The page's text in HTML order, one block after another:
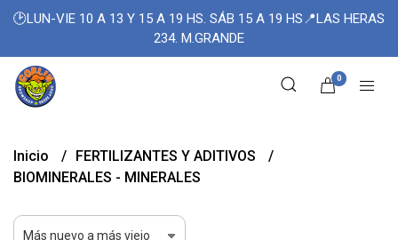
🕑LUN-VIE 10 A 13 Y 15 A 19 HS. SÁB 15 A 19 HS📍LAS HERAS
234. M.GRANDE
0
Inicio
FERTILIZANTES Y ADITIVOS
BIOMINERALES - MINERALES